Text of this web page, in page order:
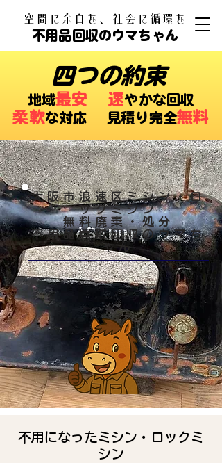
​空間に余白を、社会に循環を
不用品回収のウマちゃん
四つの約束
​地域最安 速やかな回収
柔軟な対応 ​見積り完全無料
大阪市浪速区ミシン・ロ
ックミシン
無料廃棄・処分
​不用品買取回収のウマち
ゃん
不用になったミシン・ロックミ
シン